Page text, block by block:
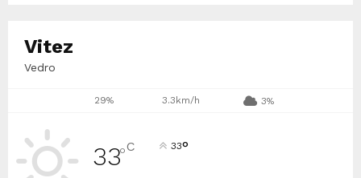
Vitez
Vedro
29% 3.3km/h 3%
33°C 33°